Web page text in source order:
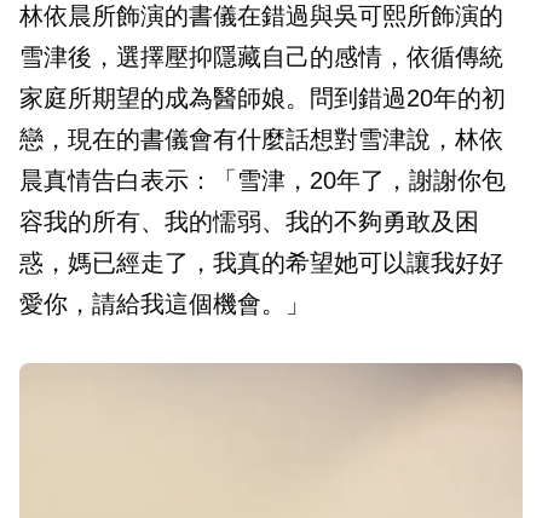
林依晨所飾演的書儀在錯過與吳可熙所飾演的
雪津後，選擇壓抑隱藏自己的感情，依循傳統
家庭所期望的成為醫師娘。問到錯過20年的初
戀，現在的書儀會有什麼話想對雪津說，林依
晨真情告白表示：「雪津，20年了，謝謝你包
容我的所有、我的懦弱、我的不夠勇敢及困
惑，媽已經走了，我真的希望她可以讓我好好
愛你，請給我這個機會。」